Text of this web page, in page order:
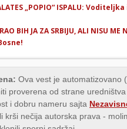
„POPIO“ ISPALU:
BIH JA ZA SRBIJU, ALI NISU
Ova vest je automatizovano
proverena od strane
i dobru nameru sajta
krši nečija autorska prava -